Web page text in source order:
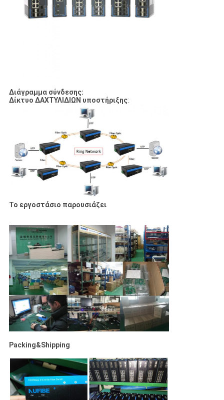
Διάγραμμα σύνδεσης:
Δίκτυο ΔΑΧΤΥΛΙΔΙΩΝ υποστήριξης:
Το εργοστάσιο παρουσιάζει
Packing&Shipping